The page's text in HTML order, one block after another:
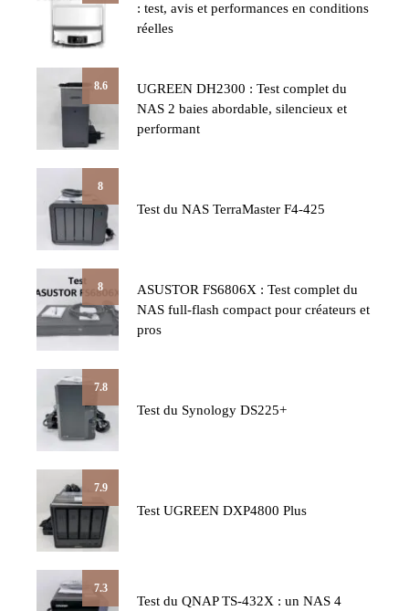
: test, avis et performances en conditions
réelles
8.6
UGREEN DH2300 : Test complet du
NAS 2 baies abordable, silencieux et
performant
8
Test du NAS TerraMaster F4-425
8
ASUSTOR FS6806X : Test complet du
NAS full-flash compact pour créateurs et
pros
7.8
Test du Synology DS225+
7.9
Test UGREEN DXP4800 Plus
7.3
Test du QNAP TS-432X : un NAS 4